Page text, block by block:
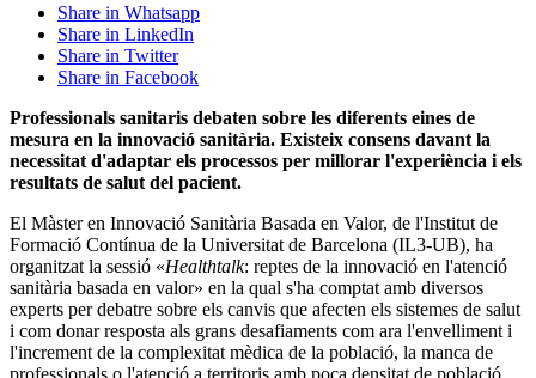
Share in Whatsapp
Share in LinkedIn
Share in Twitter
Share in Facebook
Professionals sanitaris debaten sobre les diferents eines de
mesura en la innovació sanitària. Existeix consens davant la
necessitat d'adaptar els processos per millorar l'experiència i els
resultats de salut del pacient.
El Màster en Innovació Sanitària Basada en Valor, de l'Institut de
Formació Contínua de la Universitat de Barcelona (IL3-UB), ha
organitzat la sessió «Healthtalk: reptes de la innovació en l'atenció
sanitària basada en valor» en la qual s'ha comptat amb diversos
experts per debatre sobre els canvis que afecten els sistemes de salut
i com donar resposta als grans desafiaments com ara l'envelliment i
l'increment de la complexitat mèdica de la població, la manca de
professionals o l'atenció a territoris amb poca densitat de població.